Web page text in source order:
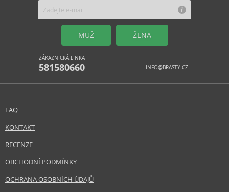
MUŽ ŽENA
ZÁKAZNICKÁ LINKA
581580660 INFO@BRASTY.CZ
FAQ
KONTAKT
RECENZE
OBCHODNÍ PODMÍNKY
OCHRANA OSOBNÍCH ÚDAJŮ